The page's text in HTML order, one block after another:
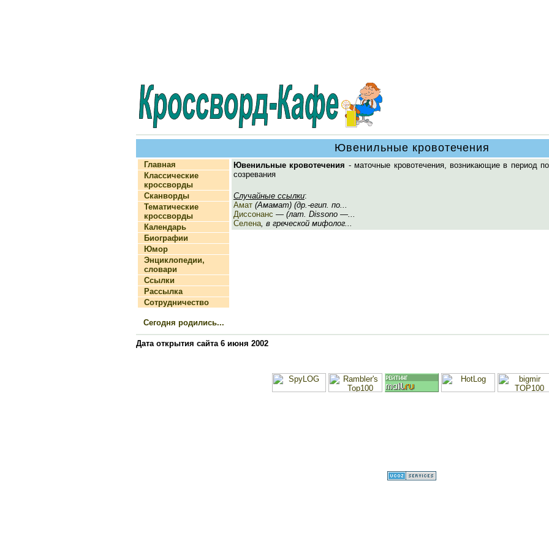
Ювенильные кровотечения
Главная
Классические
кроссворды
Сканворды
Тематические
кроссворды
Календарь
Биографии
Юмор
Энциклопедии,
словари
Ссылки
Рассылка
Сотрудничество
Сегодня родились...
Ювенильные кровотечения - маточные кровотечения, возникающие в период
созревания
Случайные ссылки:
Амат (Амамат) (др.-егип. по...
Диссонанс — (лат. Dissono —...
Селена, в греческой мифолог...
Дата открытия сайта 6 июня 2002